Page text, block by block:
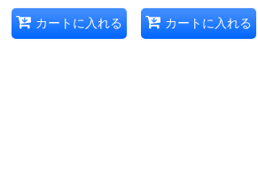
カートに入れる カートに入れる